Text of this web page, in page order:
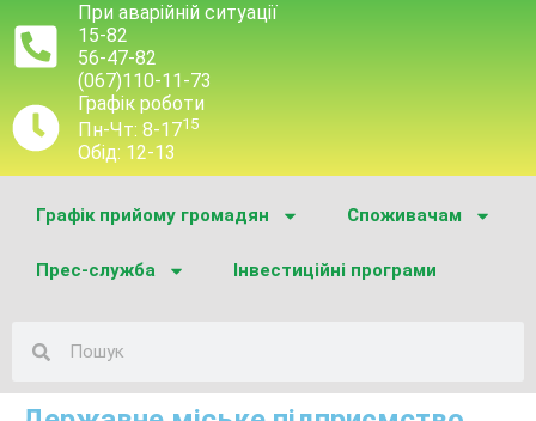
При аварійній ситуації
15-82
56-47-82
(067)110-11-73
Графік роботи
Пн-Чт: 8-1715
Обід: 12-13
Графік прийому громадян Споживачам
Прес-служба Інвестиційні програми